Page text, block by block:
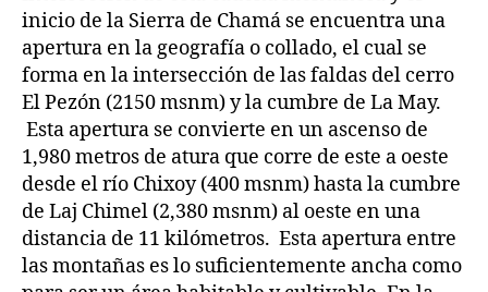
inicio de la Sierra de Chamá se encuentra una
apertura en la geografía o collado, el cual se
forma en la intersección de las faldas del cerro
El Pezón (2150 msnm) y la cumbre de La May.
Esta apertura se convierte en un ascenso de
1,980 metros de atura que corre de este a oeste
desde el río Chixoy (400 msnm) hasta la cumbre
de Laj Chimel (2,380 msnm) al oeste en una
distancia de 11 kilómetros. Esta apertura entre
las montañas es lo suficientemente ancha como